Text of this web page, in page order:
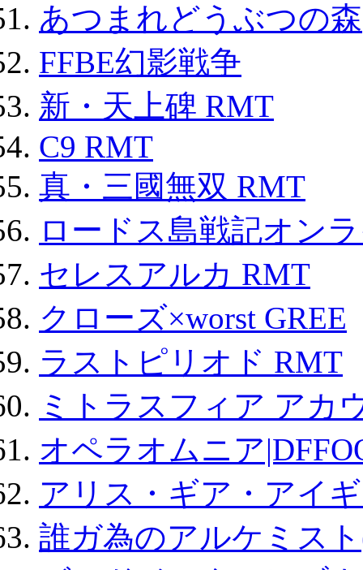
あつまれどうぶつの森
FFBE幻影戦争
新・天上碑 RMT
C9 RMT
真・三國無双 RMT
ロードス島戦記オン
セレスアルカ RMT
クローズ×worst GREE
ラストピリオド RMT
ミトラスフィア アカ
オペラオムニア
アリス・ギア・アイ
誰ガ為のアルケミス